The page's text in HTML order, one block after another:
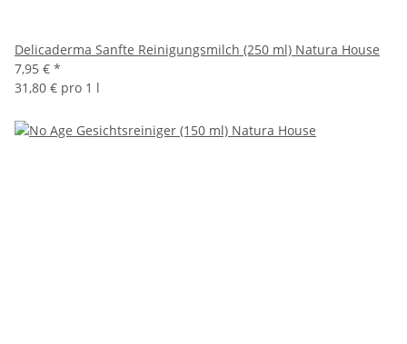
Delicaderma Sanfte Reinigungsmilch (250 ml) Natura House
7,95 € *
31,80 € pro 1 l